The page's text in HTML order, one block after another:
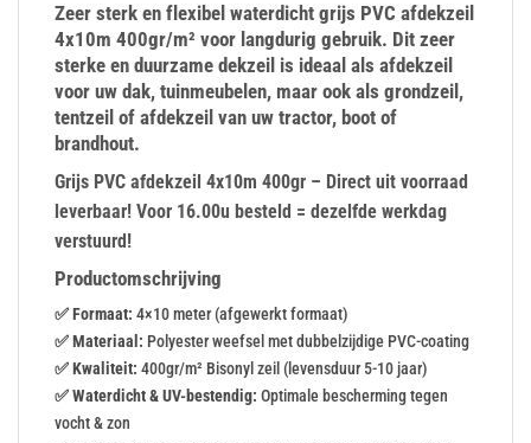
Zeer sterk en flexibel waterdicht grijs PVC afdekzeil
4x10m 400gr/m² voor langdurig gebruik. Dit zeer
sterke en duurzame dekzeil is ideaal als afdekzeil
voor uw dak, tuinmeubelen, maar ook als grondzeil,
tentzeil of afdekzeil van uw tractor, boot of
brandhout.
Grijs PVC afdekzeil 4x10m 400gr – Direct uit voorraad
leverbaar! Voor 16.00u besteld = dezelfde werkdag
verstuurd!
Productomschrijving
✅ Formaat: 4×10 meter (afgewerkt formaat)
✅ Materiaal: Polyester weefsel met dubbelzijdige PVC-coating
✅ Kwaliteit: 400gr/m² Bisonyl zeil (levensduur 5-10 jaar)
✅ Waterdicht & UV-bestendig: Optimale bescherming tegen
vocht & zon